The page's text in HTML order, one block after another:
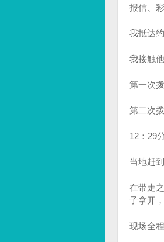
报信、
我抵达
我接触
第一次
第二次
12：29
当地赶
在带走
子拿开
现场全